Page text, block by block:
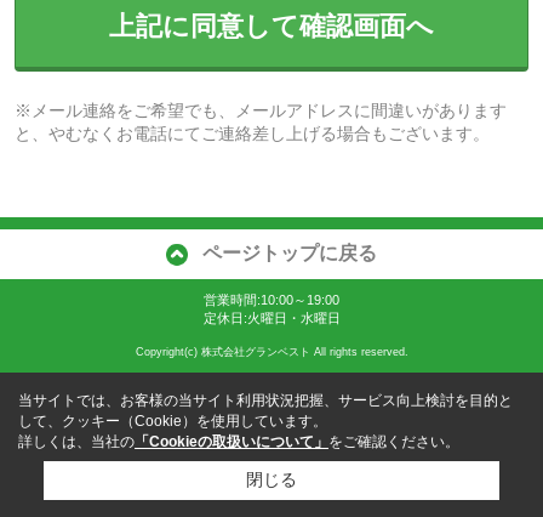
上記に同意して確認画面へ
※メール連絡をご希望でも、メールアドレスに間違いがあります
と、やむなくお電話にてご連絡差し上げる場合もございます。
ページトップに戻る
営業時間:10:00～19:00
定休日:火曜日・水曜日
Copyright(c) 株式会社グランベスト All rights reserved.
当サイトでは、お客様の当サイト利用状況把握、サービス向上検討を目的と
して、クッキー（Cookie）を使用しています。
詳しくは、当社の 「Cookieの取扱いについて」 をご確認ください。
閉じる